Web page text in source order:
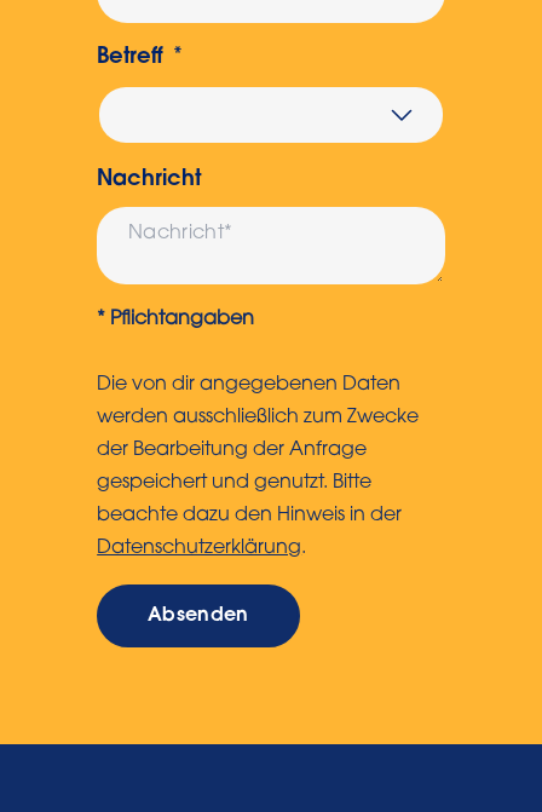
Betreff
Nachricht
* Pflichtangaben
Die von dir angegebenen Daten
werden ausschließlich zum Zwecke
der Bearbeitung der Anfrage
gespeichert und genutzt. Bitte
beachte dazu den Hinweis in der
Datenschutzerklärung.
Absenden